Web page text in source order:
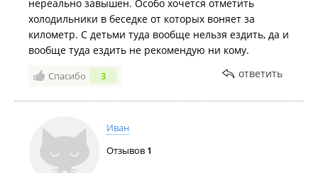
одной из беседок стоит три холодильника, якобы
для хранения продуктов, если в номере
холодильника не достаточно ( они в номерах
действительно сильно маленькие), но… От этих трех
холодильников исходит такая вонь, что просто
ужас!!! Это я их еще не открывала, а просто в
данную беседку зашла. Персонал базы вообще не
Да, если так рассматривать, то оснащение базы
хорошее: есть басейн, 2 батута, игровая площадка с
песочницей, но учитывая весь бардак и грязь я бы
нереально завышен. Особо хочется отметить
холодильники в беседке от которых воняет за
километр. С детьми туда вообще нельзя ездить, да и
вообще туда ездить не рекомендую ни кому.
Спасибо 3 ответить
Иван
Отзывов 1